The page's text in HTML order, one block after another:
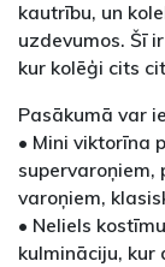
kautrību, un
uzdevumos. Šī
kur kolēģi cits
Pasākumā var
• Mini viktorīna
supervaroņiem,
varoņiem,
• Neliels
kulmināciju, kur